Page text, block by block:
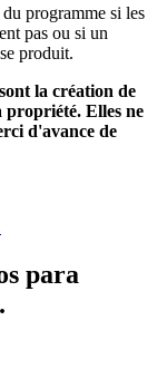
programme si les
pas ou si un
produit.
la création de
Elles ne
d'avance de
para